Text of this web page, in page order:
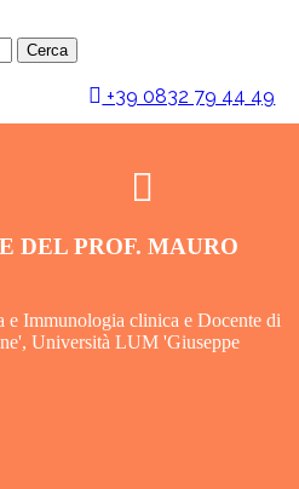
+39 0832 79 44 49
DEL PROF. MAURO
Immunologia clinica e Docente di
Università LUM 'Giuseppe